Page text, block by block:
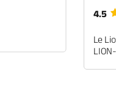
4.5
Le